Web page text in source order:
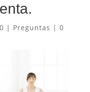
| Preguntas | 0